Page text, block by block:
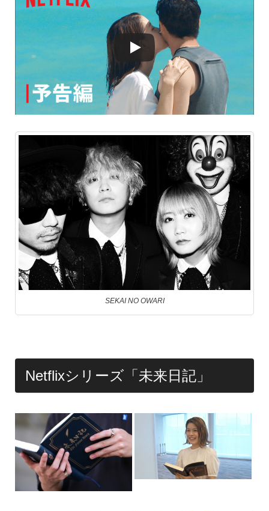
SEKAI NO OWARI
Netflixシリーズ「未来日記」